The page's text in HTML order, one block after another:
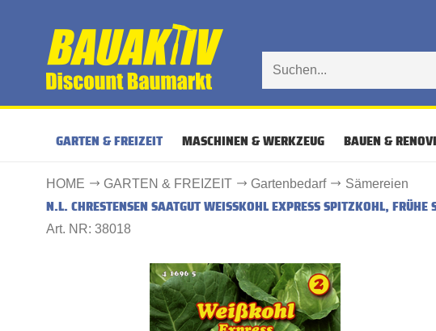
GARTEN & FREIZEIT MASCHINEN & WERKZEUG BAUEN &
HOME GARTEN & FREIZEIT Gartenbedarf Sämereien
N.L. CHRESTENSEN SAATGUT WEISSKOHL EXPRESS SPITZKOHL, FRÜHE
Art. NR: 38018